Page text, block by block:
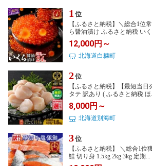
1 位
【ふるさと納税】＼総合1位
ら醤油漬け ふるさと納税 い
12,000円～
北海道白糠町
2位
【ふるさと納税】【最短当
タテ 訳あり ( ふるさと納税 ほ
8,000円～
北海道別海町
3位
【ふるさと納税】 ＼総合1位
鮭 切り身 1.5kg 2kg 3kg 定期...